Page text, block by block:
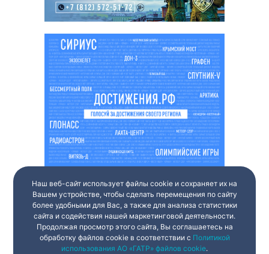
Наш веб-сайт использует файлы cookie и сохраняет их на
Вашем устройстве, чтобы сделать перемещения по сайту
более удобными для Вас, а также для анализа статистики
сайта и содействия нашей маркетинговой деятельности.
Продолжая просмотр этого сайта, Вы соглашаетесь на
обработку файлов cookie в соответствии с Политикой
использования АО «ГАТР» файлов cookie.